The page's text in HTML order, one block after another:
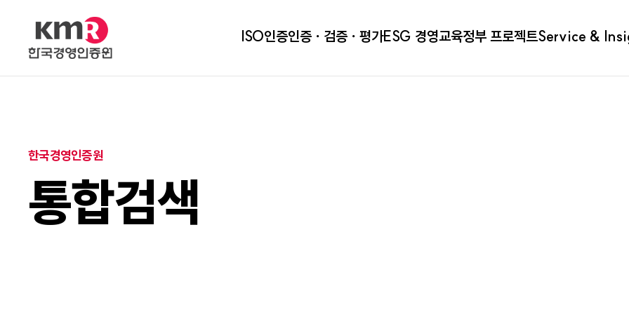
ISO인증인증ㆍ검증ㆍ평가ESG 경영교육정부 프로젝트Service &
한국경영인증원
통합검색